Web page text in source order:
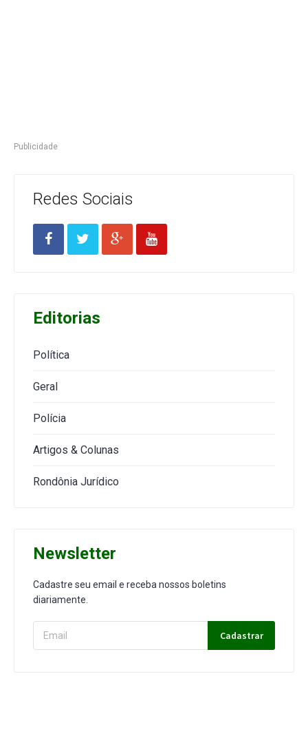
Publicidade
Redes Sociais
Editorias
Política
Geral
Polícia
Artigos & Colunas
Rondônia Jurídico
Newsletter
Cadastre seu email e receba nossos boletins
diariamente.
Cadastrar